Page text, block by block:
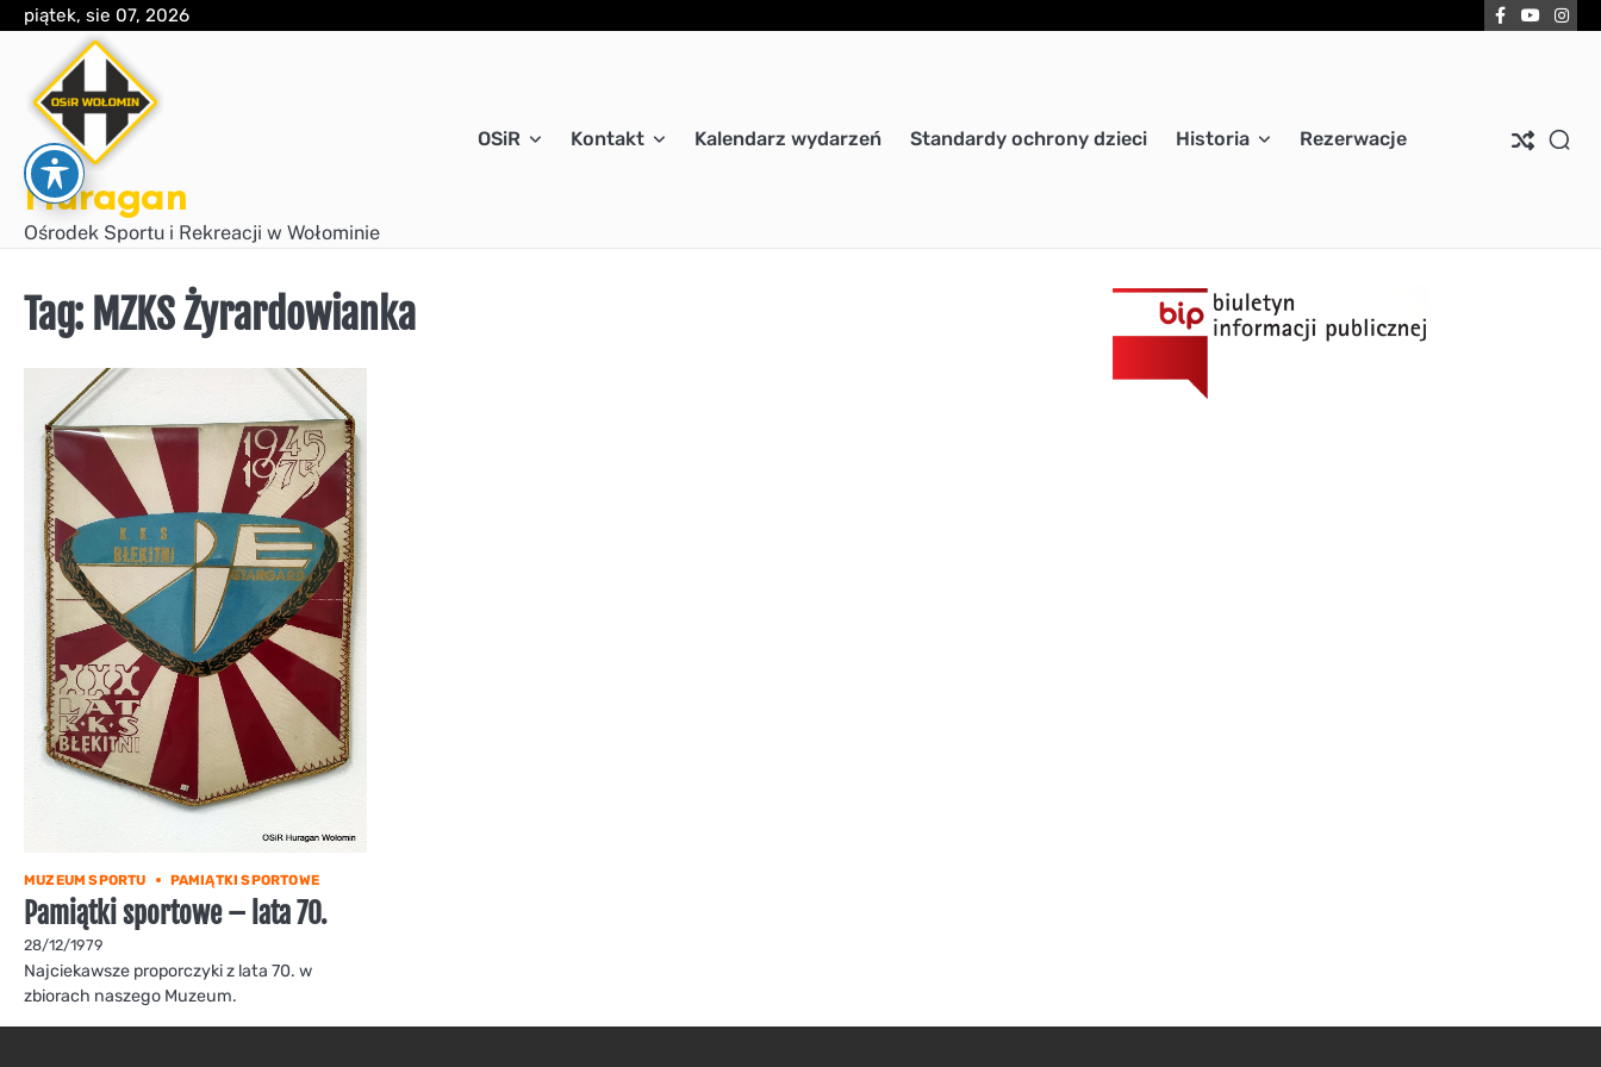
Skip
content
piątek, sie 07, 2026 Facebook
Huragan
Ośrodek Sportu i Rekreacji w Wołominie
OSiR Kontakt Kalendarz wydarzeń Standardy ochrony dzieci Historia Rezerwacje
Tag: MZKS Żyrardowianka
MUZEUM SPORTU PAMIĄTKI SPORTOWE
Pamiątki sportowe – lata 70.
28/12/1979
Najciekawsze proporczyki z lata 70. w
zbiorach naszego Muzeum.